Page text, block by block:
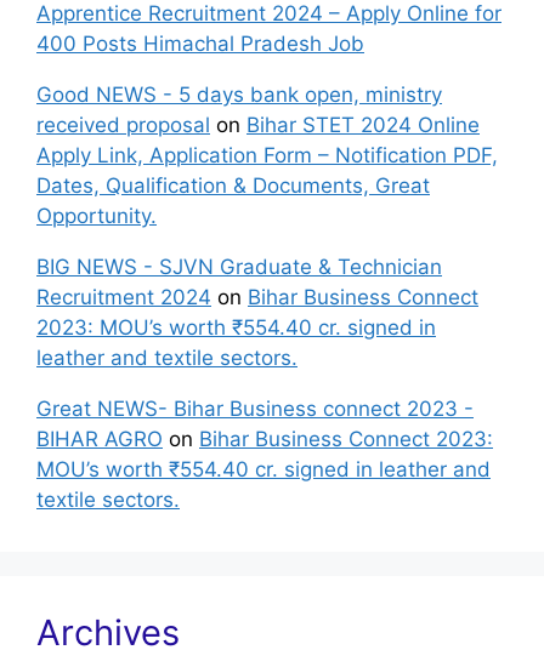
Apprentice Recruitment 2024 – Apply Online for
400 Posts Himachal Pradesh Job
Good NEWS - 5 days bank open, ministry
received proposal on Bihar STET 2024 Online
Apply Link, Application Form – Notification PDF,
Dates, Qualification & Documents, Great
Opportunity.
BIG NEWS - SJVN Graduate & Technician
Recruitment 2024 on Bihar Business Connect
2023: MOU’s worth ₹554.40 cr. signed in
leather and textile sectors.
Great NEWS- Bihar Business connect 2023 -
BIHAR AGRO on Bihar Business Connect 2023:
MOU’s worth ₹554.40 cr. signed in leather and
textile sectors.
Archives